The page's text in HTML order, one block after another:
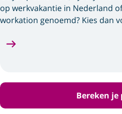
op werkvakantie in Nederland
workation genoemd? Kies dan
Bereken je